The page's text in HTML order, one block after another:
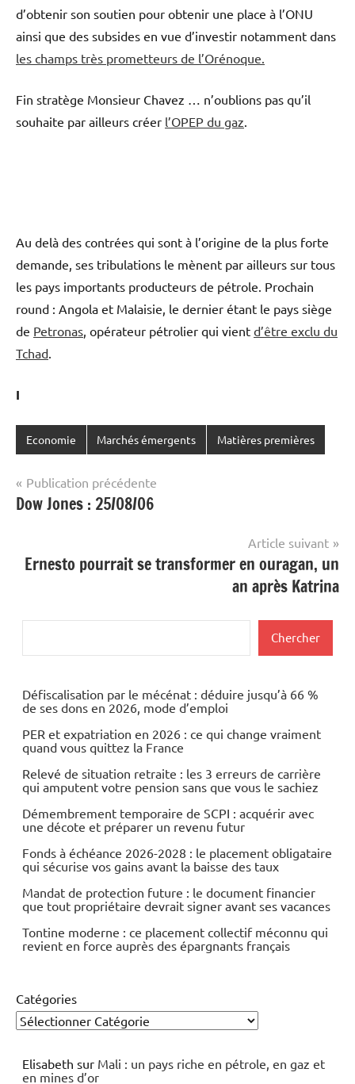
d’obtenir son soutien pour obtenir une place à l’ONU
ainsi que des subsides en vue d’investir notamment dans
les champs très prometteurs de l’Orénoque.
Fin stratège Monsieur Chavez … n’oublions pas qu’il
souhaite par ailleurs créer l’OPEP du gaz
Au delà des contrées qui sont à l’origine de la plus forte
demande, ses tribulations le mènent par ailleurs sur tous
les pays importants producteurs de pétrole. Prochain
round : Angola et Malaisie, le dernier étant le pays siège
de Petronas , opérateur pétrolier qui vient d’être exclu du
Tchad
I
Economie Marchés émergents Matières premières
Navigation
de
Publication précédente
Dow Jones : 25/08/06
Article suivant
Ernesto pourrait se transformer en ouragan, un
an après Katrina
Chercher
Défiscalisation par le mécénat : déduire jusqu’à 66 %
de ses dons en 2026, mode d’emploi
PER et expatriation en 2026 : ce qui change vraiment
quand vous quittez la France
Relevé de situation retraite : les 3 erreurs de carrière
qui amputent votre pension sans que vous le sachiez
Démembrement temporaire de SCPI : acquérir avec
une décote et préparer un revenu futur
Fonds à échéance 2026-2028 : le placement obligataire
qui sécurise vos gains avant la baisse des taux
Mandat de protection future : le document financier
que tout propriétaire devrait signer avant ses vacances
Tontine moderne : ce placement collectif méconnu qui
revient en force auprès des épargnants français
Catégories
Elisabeth sur Mali : un pays riche en pétrole, en gaz et
en mines d’or